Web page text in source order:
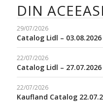
DIN
29/07/2026
Catalog Lidl – 03.08.2026
22/07/2026
Catalog Lidl – 27.07.2026
22/07/2026
Kaufland Catalog